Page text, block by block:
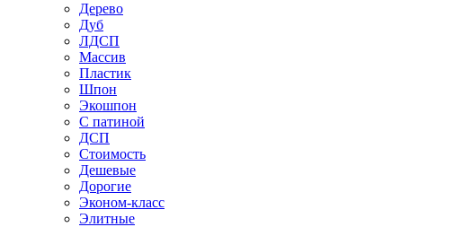
Дерево
Дуб
ЛДСП
Массив
Пластик
Шпон
Экошпон
С патиной
ДСП
Стоимость
Дешевые
Дорогие
Эконом-класс
Элитные